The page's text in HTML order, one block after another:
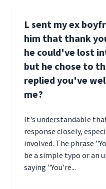
L sent my ex
him that thank
he could've lost
but he chose to
replied you've
me?
It's understandable
response closely,
involved. The phrase
be a simple typo or an
saying "You're...